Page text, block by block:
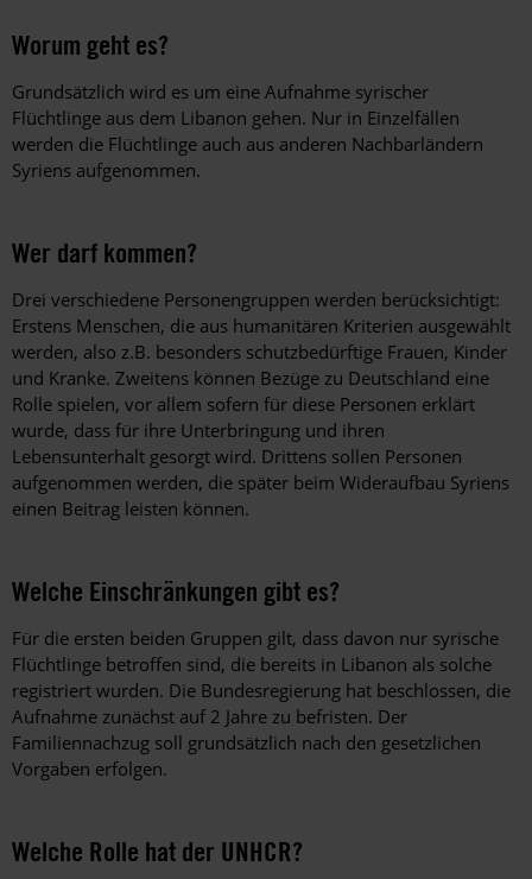
Worum geht es?
Grundsätzlich wird es um eine Aufnahme syrischer
Flüchtlinge aus dem Libanon gehen. Nur in Einzelfällen
werden die Flüchtlinge auch aus anderen Nachbarländern
Syriens aufgenommen.
Wer darf kommen?
Drei verschiedene Personengruppen werden berücksichtigt:
Erstens Menschen, die aus humanitären Kriterien ausgewählt
werden, also z.B. besonders schutzbedürftige Frauen, Kinder
und Kranke. Zweitens können Bezüge zu Deutschland eine
Rolle spielen, vor allem sofern für diese Personen erklärt
wurde, dass für ihre Unterbringung und ihren
Lebensunterhalt gesorgt wird. Drittens sollen Personen
aufgenommen werden, die später beim Wideraufbau Syriens
einen Beitrag leisten können.
Welche Einschränkungen gibt es?
Für die ersten beiden Gruppen gilt, dass davon nur syrische
Flüchtlinge betroffen sind, die bereits in Libanon als solche
registriert wurden. Die Bundesregierung hat beschlossen, die
Aufnahme zunächst auf 2 Jahre zu befristen. Der
Familiennachzug soll grundsätzlich nach den gesetzlichen
Vorgaben erfolgen.
Welche Rolle hat der UNHCR?